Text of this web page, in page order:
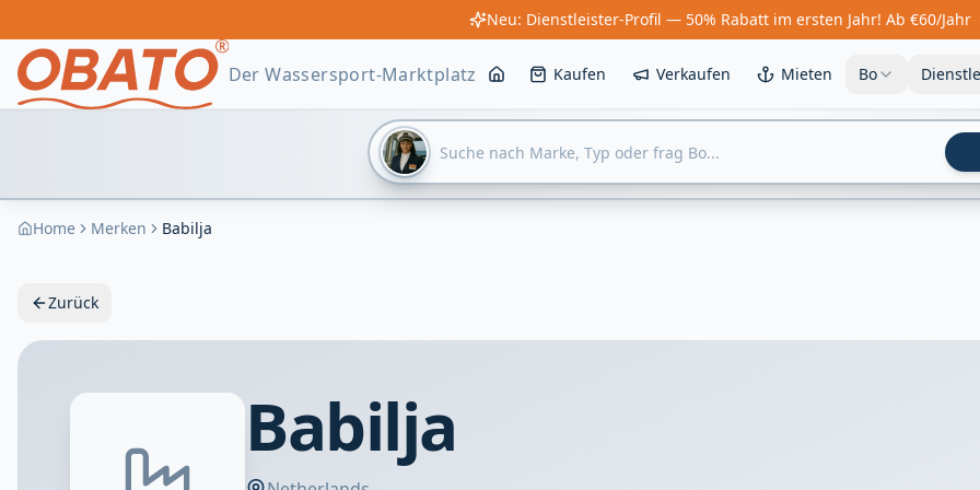
Neu: Dienstleister-Profil — 50% Rabatt im ersten Jahr! Ab €60/Jahr
Der Wassersport-Marktplatz Kaufen Verkaufen Mieten Bo
Home Merken Babilja
Zurück
Babilja